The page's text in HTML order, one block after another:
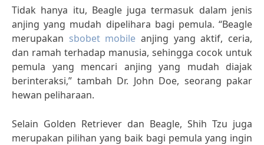
Tidak hanya itu, Beagle juga termasuk dalam jenis
anjing yang mudah dipelihara bagi pemula. “Beagle
merupakan sbobet mobile anjing yang aktif, ceria,
dan ramah terhadap manusia, sehingga cocok untuk
pemula yang mencari anjing yang mudah diajak
berinteraksi,” tambah Dr. John Doe, seorang pakar
hewan peliharaan.
Selain Golden Retriever dan Beagle, Shih Tzu juga
merupakan pilihan yang baik bagi pemula yang ingin